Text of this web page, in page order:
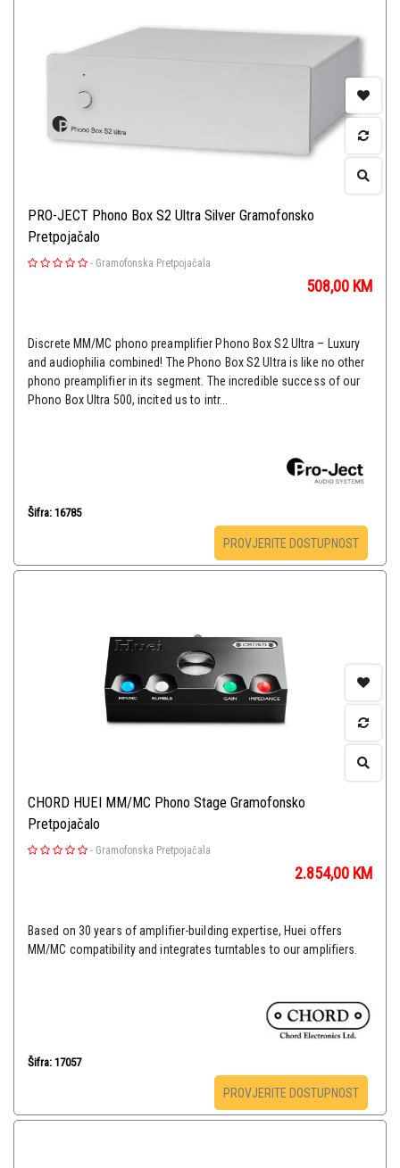
PRO-JECT Phono Box S2 Ultra Silver Gramofonsko
Pretpojačalo
- Gramofonska Pretpojačala
508,00 KM
Discrete MM/MC phono preamplifier Phono Box S2 Ultra – Luxury
and audiophilia combined! The Phono Box S2 Ultra is like no other
phono preamplifier in its segment. The incredible success of our
Phono Box Ultra 500, incited us to intr...
Šifra: 16785
PROVJERITE DOSTUPNOST
CHORD HUEI MM/MC Phono Stage Gramofonsko
Pretpojačalo
- Gramofonska Pretpojačala
2.854,00 KM
Based on 30 years of amplifier-building expertise, Huei offers
MM/MC compatibility and integrates turntables to our amplifiers.
Šifra: 17057
PROVJERITE DOSTUPNOST